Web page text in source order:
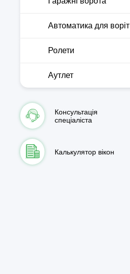
Автоматика для воріт
Ролети
Аутлет
Консультація
спеціаліста
Калькулятор вікон